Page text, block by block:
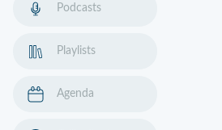
Podcasts
Playlists
Agenda